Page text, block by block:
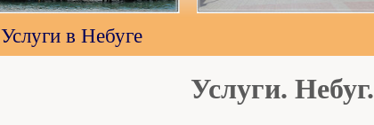
Услуги в Небуге
Услуги. Небуг.